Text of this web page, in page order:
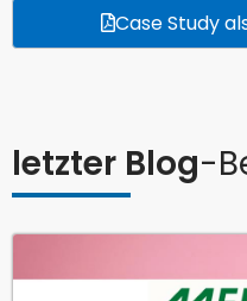
Case Study
letzter Blog-